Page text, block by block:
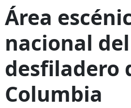
Área
nacional del
desfiladero
Columbia